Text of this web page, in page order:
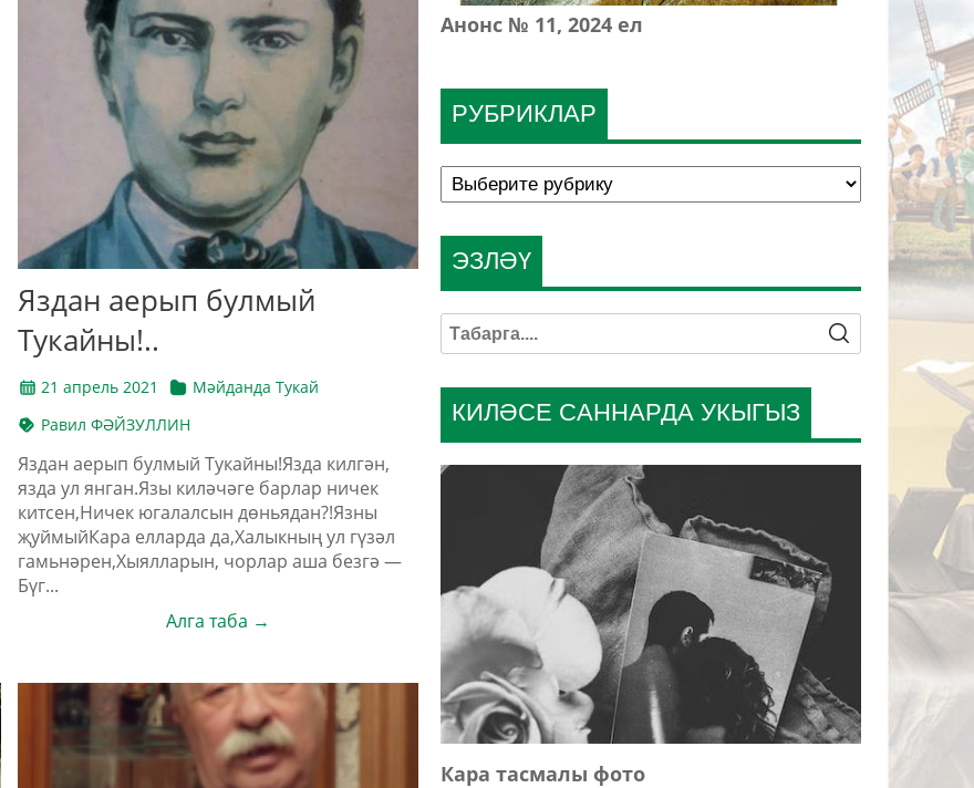
Яздан аерып булмый
Тукайны!..
21 апрель 2021
Мәйданда Тукай
Равил ФӘЙЗУЛЛИН
Яздан аерып булмый Тукайны!Язда килгән,
язда ул янган.Язы киләчәге барлар ничек
китсен,Ничек югалалсын дөньядан?!Язны
җуймыйКара елларда да,Халыкның ул гүзәл
гамьнәрен,Хыялларын, чорлар аша безгә —
Бүг...
Алга таба →
РУБРИКЛАР
Анонс № 11, 2024 ел
КИЛӘСЕ САННАРДА УКЫГЫЗ
Кара тасмалы фото
ЭЗЛӘҮ